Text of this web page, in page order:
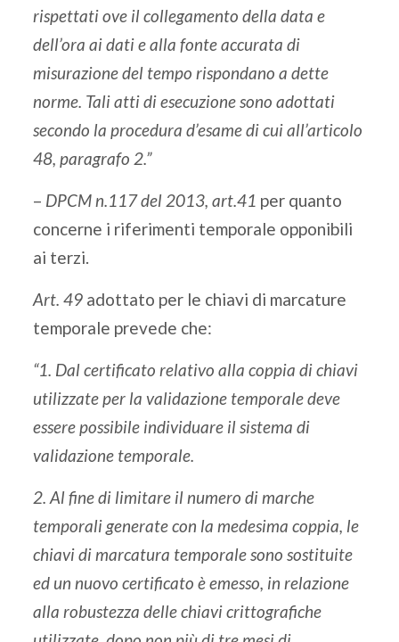
rispettati ove il collegamento della data e
dell’ora ai dati e alla fonte accurata di
misurazione del tempo rispondano a dette
norme. Tali atti di esecuzione sono adottati
secondo la procedura d’esame di cui all’articolo
48, paragrafo 2.”
– DPCM n.117 del 2013, art.41 per quanto
concerne i riferimenti temporale opponibili
ai terzi.
Art. 49 adottato per le chiavi di marcature
temporale prevede che:
“1. Dal certificato relativo alla coppia di chiavi
utilizzate per la validazione temporale deve
essere possibile individuare il sistema di
validazione temporale.
2. Al fine di limitare il numero di marche
temporali generate con la medesima coppia, le
chiavi di marcatura temporale sono sostituite
ed un nuovo certificato èemesso, in relazione
alla robustezza delle chiavi crittografiche